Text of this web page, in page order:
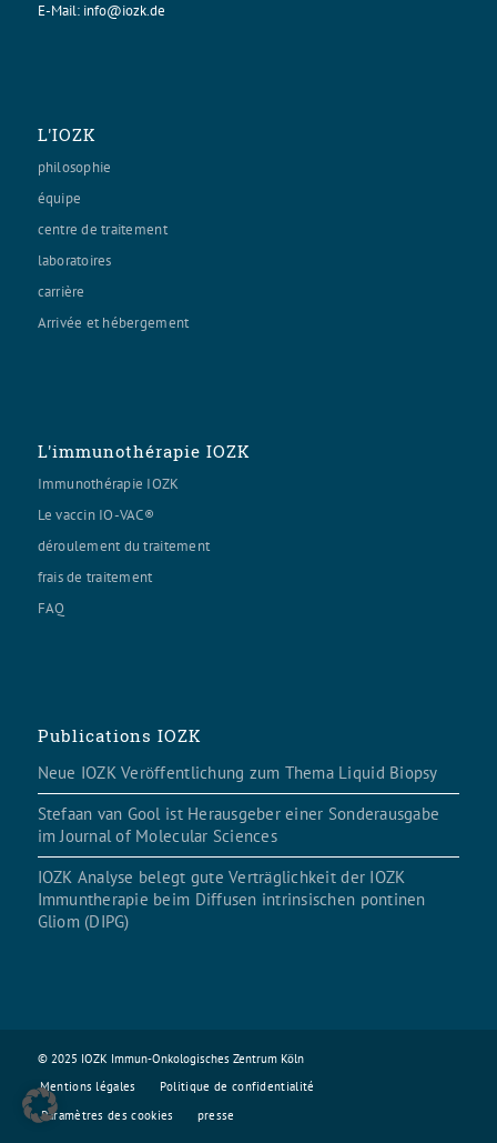
E-Mail: info@iozk.de
L'IOZK
philosophie
équipe
centre de traitement
laboratoires
carrière
Arrivée et hébergement
L'immunothérapie IOZK
Immunothérapie IOZK
Le vaccin IO-VAC®
déroulement du traitement
frais de traitement
FAQ
Publications IOZK
Neue IOZK Veröffentlichung zum Thema Liquid Biopsy
Stefaan van Gool ist Herausgeber einer Sonderausgabe
im Journal of Molecular Sciences
IOZK Analyse belegt gute Verträglichkeit der IOZK
Immuntherapie beim Diffusen intrinsischen pontinen
Gliom (DIPG)
© 2025 IOZK Immun-Onkologisches Zentrum Köln
Mentions légales
Politique de confidentialité
Paramètres des cookies
presse